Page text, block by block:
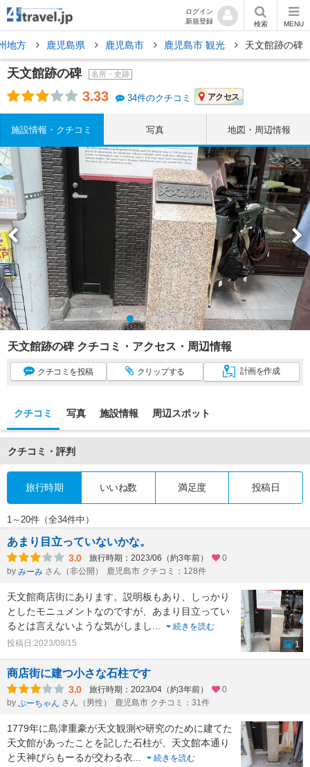
ログイン
新規登録
検索 MENU
地方 鹿児島県 鹿児島市 鹿児島市 観光 天文館跡の碑
天文館跡の碑 名所・史跡
3.33 34件のクチコミ アクセス
施設情報・クチコミ 写真 地図・周辺情報
天文館跡の碑 クチコミ・アクセス・周辺情報
クチコミ を投稿 クリップする 計画を作成
クチコミ 写真 施設情報 周辺スポット
クチコミ・評判
旅行時期 いいね数 満足度 投稿日
1～20件（全34件中）
あまり目立っていないかな。
3.0 旅行時期：2023/06（約3年前）
0
by みーみ さん（非公開） 鹿児島市 クチコミ：128件
天文館商店街にあります。説明板もあり、しっかり
としたモニュメントなのですが、あまり目立ってい
るとは言えないような気がしまし...
続きを読む
投稿日:2023/08/15
1
商店街に建つ小さな石柱です
3.0 旅行時期：2023/04（約3年前）
0
by ぷーちゃん さん（男性） 鹿児島市 クチコミ：31件
1779年に島津重豪が天文観測や研究のために建てた
天文館があったことを記した石柱が、天文館本通り
と天神ぴらもーるが交わる衣...
続きを読む